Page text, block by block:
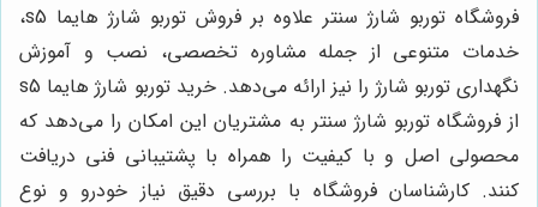
فروشگاه توربو شارژ سنتر علاوه بر فروش توربو شارژ هایما s5،
خدمات متنوعی از جمله مشاوره تخصصی، نصب و آموزش
نگهداری توربو شارژ را نیز ارائه می‌دهد. خرید توربو شارژ هایما s5
از فروشگاه توربو شارژ سنتر به مشتریان این امکان را می‌دهد که
محصولی اصل و با کیفیت را همراه با پشتیبانی فنی دریافت
کنند. کارشناسان فروشگاه با بررسی دقیق نیاز خودرو و نوع